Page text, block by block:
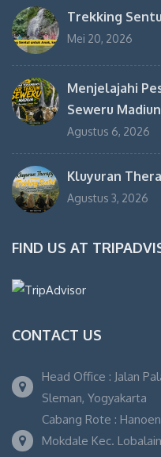
Trekking
Mei 20, 2026
Menjelajahi
Seweru
Agustus 6, 2026
Kluyuran
Agustus 3, 2026
FIND US AT
CONTACT US
Head Office : Jalan
Sleman, Yogyakarta
Cabang Rote :
Mokdale Kec.